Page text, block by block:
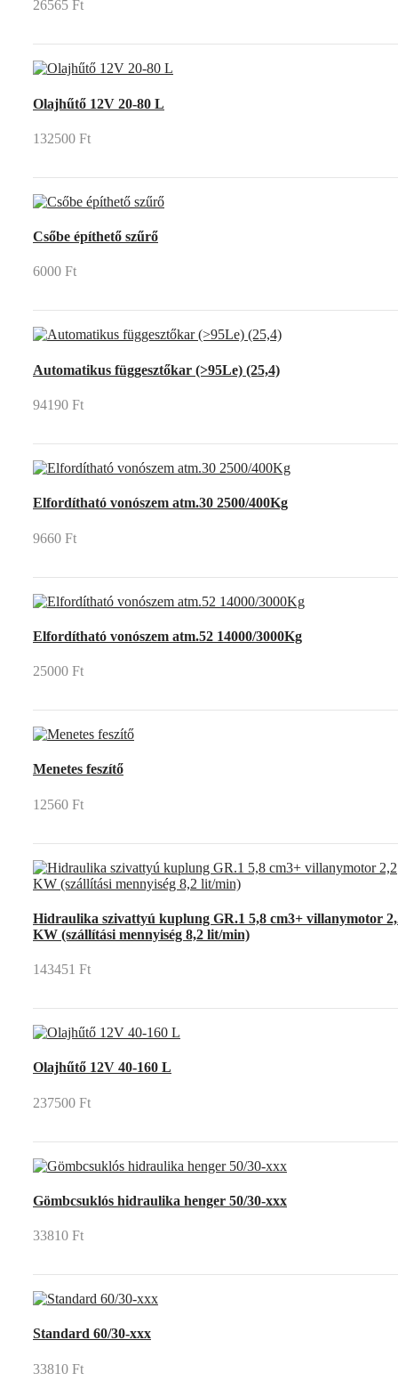
26565 Ft
Olajhűtő 12V 20-80 L
132500 Ft
Csőbe építhető szűrő
6000 Ft
Automatikus függesztőkar (>95Le) (25,4)
94190 Ft
Elfordítható vonószem atm.30 2500/400Kg
9660 Ft
Elfordítható vonószem atm.52 14000/3000Kg
25000 Ft
Menetes feszítő
12560 Ft
Hidraulika szivattyú kuplung GR.1 5,8 cm3+ villanymotor
KW (szállítási mennyiség 8,2 lit/min)
143451 Ft
Olajhűtő 12V 40-160 L
237500 Ft
Gömbcsuklós hidraulika henger 50/30-xxx
33810 Ft
Standard 60/30-xxx
33810 Ft